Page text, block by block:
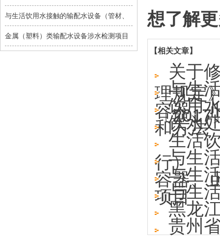
与生活饮用水接触的输配水设备（管材、
金属（塑料）类输配水设备涉水检测项目
想了解
【相关文章】
关于
理规定
〔2017
与生
容器、
饮用
和方法
饮水
生活
行）
与生
容器、
与生
项目
与生
黑龙
贵州